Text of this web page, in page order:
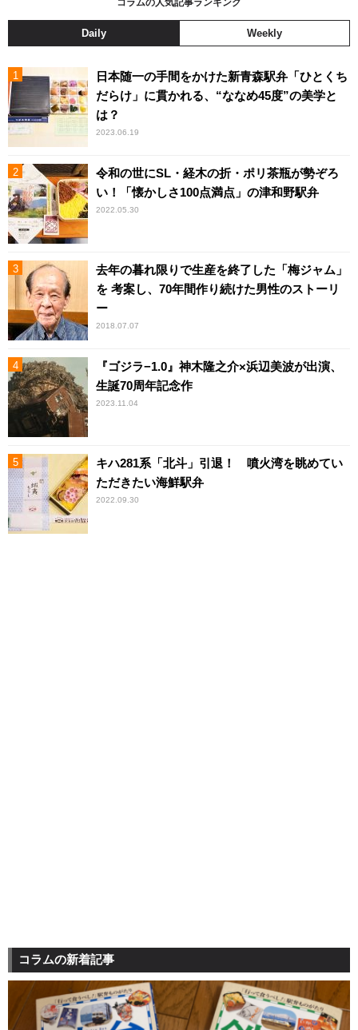
コラムの人気記事ランキング
Daily Weekly
日本随一の手間をかけた新青森駅弁「ひとくち
だらけ」に貫かれる、“ななめ45度”の美学と
は？
2023.06.19
令和の世にSL・経木の折・ポリ茶瓶が勢ぞろ
い！「懐かしさ100点満点」の津和野駅弁
2022.05.30
去年の暮れ限りで生産を終了した「梅ジャム」
を 考案し、70年間作り続けた男性のストーリ
ー
2018.07.07
『ゴジラ−1.0』神木隆之介×浜辺美波が出演、
生誕70周年記念作
2023.11.04
キハ281系「北斗」引退！ 噴火湾を眺めてい
ただきたい海鮮駅弁
2022.09.30
コラムの新着記事